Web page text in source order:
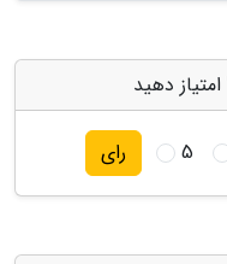
دهید
5 رای